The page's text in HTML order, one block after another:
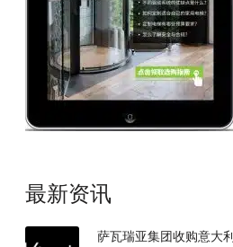
最新资讯
萨瓦瑞亚集团收购意大